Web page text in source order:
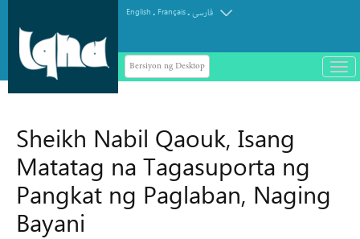
English . Français.فارسی
Bersiyon ng Desktop
باز
و
Sheikh Nabil Qaouk, Isang
Matatag na Tagasuporta ng
Pangkat ng Paglaban, Naging
Bayani